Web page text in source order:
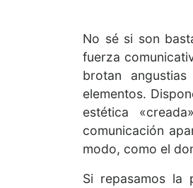
No sé si son
fuerza
brotan
elementos.
estética
comunicación
modo, como el
Si repasamos la